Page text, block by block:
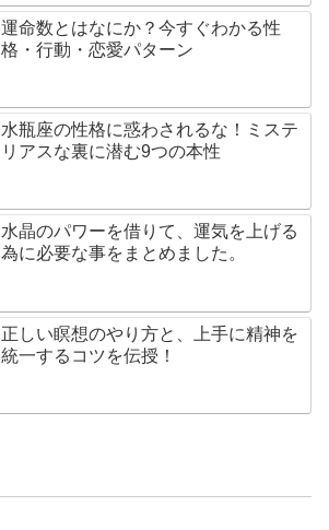
運命数とはなにか？今すぐわかる性
格・行動・恋愛パターン
水瓶座の性格に惑わされるな！ミステ
リアスな裏に潜む9つの本性
水晶のパワーを借りて、運気を上げる
為に必要な事をまとめました。
正しい瞑想のやり方と、上手に精神を
統一するコツを伝授！